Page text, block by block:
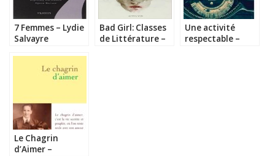
7 Femmes – Lydie
Salvayre
Bad Girl: Classes
de Littérature –
Une activité
respectable –
Le Chagrin
d’Aimer –